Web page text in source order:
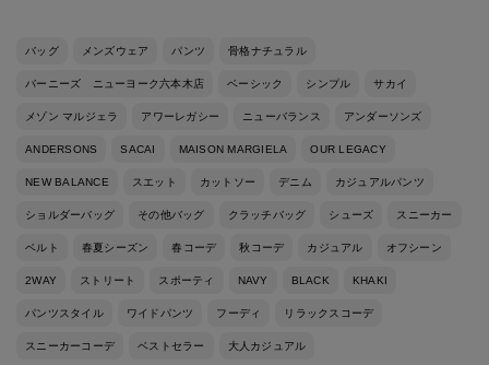
バッグ メンズウェア パンツ 骨格ナチュラル
バーニーズ ニューヨーク六本木店 ベーシック シンプル サカイ
メゾン マルジェラ アワーレガシー ニューバランス アンダーソンズ
ANDERSONS SACAI MAISON MARGIELA OUR LEGACY
NEW BALANCE スエット カットソー デニム カジュアルパンツ
ショルダーバッグ その他バッグ クラッチバッグ シューズ スニーカー
ベルト 春夏シーズン 春コーデ 秋コーデ カジュアル オフシーン
2WAY ストリート スポーティ NAVY BLACK KHAKI
パンツスタイル ワイドパンツ フーディ リラックスコーデ
スニーカーコーデ ベストセラー 大人カジュアル